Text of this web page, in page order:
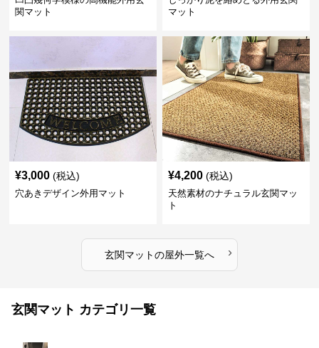
関マット
マット
¥3,000 (税込)
穴あきデザイン外用マット
¥4,200 (税込)
天然素材のナチュラル玄関マッ
ト
玄関マットの屋外一覧へ ›
玄関マット カテゴリ一覧